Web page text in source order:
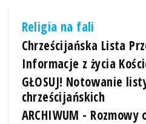
Religia na fali
Chrześcijańska Lista
Informacje z życia
GŁOSUJ! Notowanie
chrześcijańskich
ARCHIWUM -